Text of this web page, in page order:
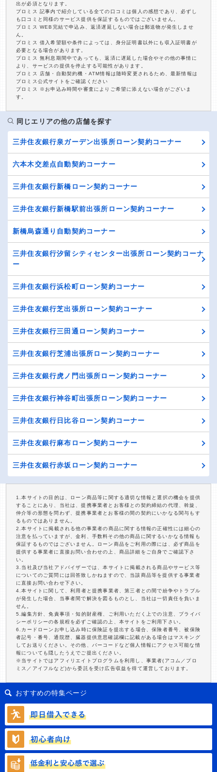
出が必須となります。
プロミス 記事内で紹介している全ての口コミは個人の感想であり、必ずし
も口コミと同様のサービス提供を保証するものではございません。
プロミス WEB完結で申込み、返済遅延しない場合は郵送物が発生しませ
ん。
プロミス 借入希望額や条件によっては、身分証明書以外にも収入証明書が
必要となる場合があります。
プロミス 無利息期間中であっても、返済に遅延した場合やその他の事情に
より、サービスの提供を停止する可能性があります。
プロミス 店舗・自動契約機・ATM情報は随時変更されるため、最新情報は
プロミス公式サイトをご確認ください
プロミス ※お申込み時間や審査によりご希望に添えない場合がございま
す。
同じエリアの他の店舗を探す
三井住友銀行泉ガーデン出張所ローン契約コーナー
六本木交差点自動契約コーナー
三井住友銀行新橋ローン契約コーナー
三井住友銀行新橋駅前出張所ローン契約コーナー
新橋烏森通り自動契約コーナー
三井住友銀行汐留シティセンター出張所ローン契約コーナ
ー
三井住友銀行浜松町ローン契約コーナー
三井住友銀行芝出張所ローン契約コーナー
三井住友銀行三田通ローン契約コーナー
三井住友銀行芝浦出張所ローン契約コーナー
三井住友銀行虎ノ門出張所ローン契約コーナー
三井住友銀行神谷町出張所ローン契約コーナー
三井住友銀行日比谷ローン契約コーナー
三井住友銀行麻布ローン契約コーナー
三井住友銀行赤坂ローン契約コーナー
1.本サイトの目的は、ローン商品等に関する適切な情報と選択の機会を提供
することにあり、当社は、提携事業者とお客様との契約締結の代理、斡旋、
仲介等の形態を問わず、提携事業者とお客様の間の契約にいかなる関与もす
るものではありません。
2.本サイトに掲載される他の事業者の商品に関する情報の正確性には細心の
注意を払っていますが、金利、手数料その他の商品に関するいかなる情報も
保証するものではございません。ローン商品をご利用の際には、必ず商品を
提供する事業者に直接お問い合わせの上、商品詳細をご自身でご確認下さ
い。
3.当社及び当社アドバイザーでは、本サイトに掲載される商品やサービス等
についてのご質問には回答致しかねますので、当該商品等を提供する事業者
に直接お問い合わせ下さい。
4.本サイトに関して、利用者と提携事業者、第三者との間で紛争やトラブル
が発生した場合、当事者間で解決を図るものとし、当社は一切責任を負いま
せん。
5.編集方針、免責事項・知的財産権、ご利用いただく上での注意、プライバ
シーポリシーの各規程を必ずご確認の上、本サイトをご利用下さい。
6.カードローンお申し込み時に保険証を提出する場合、保険者番号、被保険
者記号・番号、通院歴、臓器提供意思確認欄に記載がある場合はマスキング
してお送りください。その他、バーコードなど個人情報にアクセス可能な情
報についても隠したうえでご提出ください。
※当サイトではアフィリエイトプログラムを利用し、事業者(アコム／プロ
ミス／アイフルなど)から委託を受け広告収益を得て運営しております。
おすすめの特集ページ